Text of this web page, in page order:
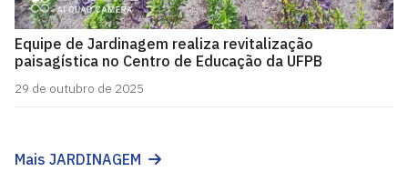
Equipe de Jardinagem realiza revitalização
paisagística no Centro de Educação da UFPB
29 de outubro de 2025
Mais JARDINAGEM